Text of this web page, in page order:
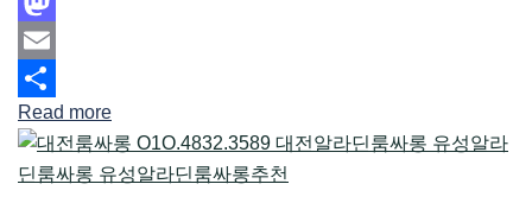
Mastodon
Email
Share
Read more